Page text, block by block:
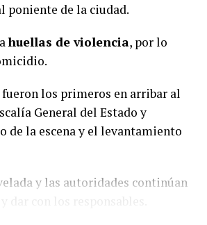
poniente de la ciudad.
huellas de violencia, por lo
los primeros en arribar al
General del Estado y
de la escena y el levantamiento
y las autoridades continúan